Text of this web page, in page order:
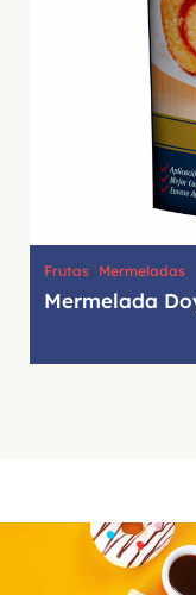
Frutas, Mermeladas
Mermelada